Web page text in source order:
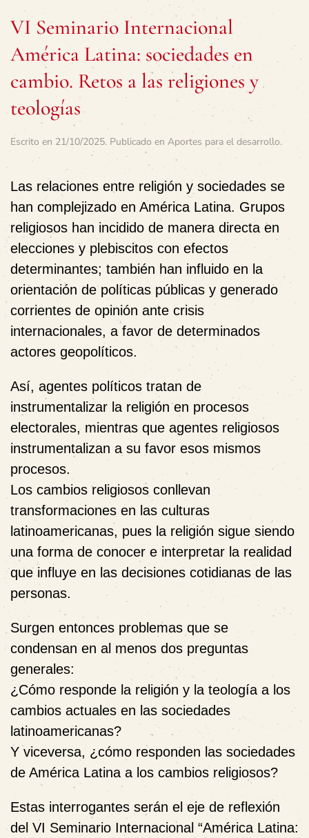
VI Seminario Internacional
América Latina: sociedades en
cambio. Retos a las religiones y
teologías
Escrito en 21/10/2025. Publicado en Aportes para el desarrollo.
Las relaciones entre religión y sociedades se
han complejizado en América Latina. Grupos
religiosos han incidido de manera directa en
elecciones y plebiscitos con efectos
determinantes; también han influido en la
orientación de políticas públicas y generado
corrientes de opinión ante crisis
internacionales, a favor de determinados
actores geopolíticos.
Así, agentes políticos tratan de
instrumentalizar la religión en procesos
electorales, mientras que agentes religiosos
instrumentalizan a su favor esos mismos
procesos.
Los cambios religiosos conllevan
transformaciones en las culturas
latinoamericanas, pues la religión sigue siendo
una forma de conocer e interpretar la realidad
que influye en las decisiones cotidianas de las
personas.
Surgen entonces problemas que se
condensan en al menos dos preguntas
generales:
¿Cómo responde la religión y la teología a los
cambios actuales en las sociedades
latinoamericanas?
Y viceversa, ¿cómo responden las sociedades
de América Latina a los cambios religiosos?
Estas interrogantes serán el eje de reflexión
delVI Seminario Internacional “América Latina: